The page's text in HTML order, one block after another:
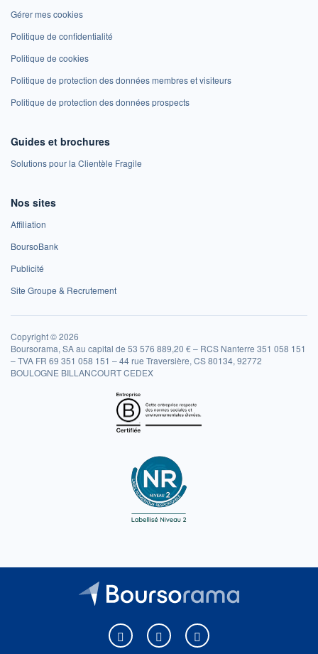
Gérer mes cookies
Politique de confidentialité
Politique de cookies
Politique de protection des données membres et visiteurs
Politique de protection des données prospects
Guides et brochures
Solutions pour la Clientèle Fragile
Nos sites
Affiliation
BoursoBank
Publicité
Site Groupe & Recrutement
Copyright © 2026
Boursorama, SA au capital de 53 576 889,20 € – RCS Nanterre 351 058 151
– TVA FR 69 351 058 151 – 44 rue Traversière, CS 80134, 92772
BOULOGNE BILLANCOURT CEDEX
Boursorama sur Facebook
Boursorama sur XBoursorama sur